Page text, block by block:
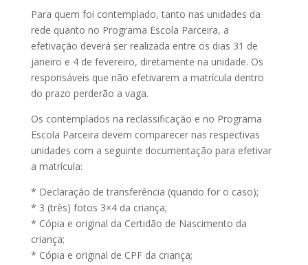
Para quem foi contemplado, tanto nas unidades da
rede quanto no Programa Escola Parceira, a
efetivação deverá ser realizada entre os dias 31 de
janeiro e 4 de fevereiro, diretamente na unidade. Os
responsáveis que não efetivarem a matrícula dentro
do prazo perderão a vaga.
Os contemplados na reclassificação e no Programa
Escola Parceira devem comparecer nas respectivas
unidades com a seguinte documentação para efetivar
a matrícula:
* Declaração de transferência (quando for o caso);
* 3 (três) fotos 3×4 da criança;
* Cópia e original da Certidão de Nascimento da
criança;
* Cópia e original de CPF da criança;